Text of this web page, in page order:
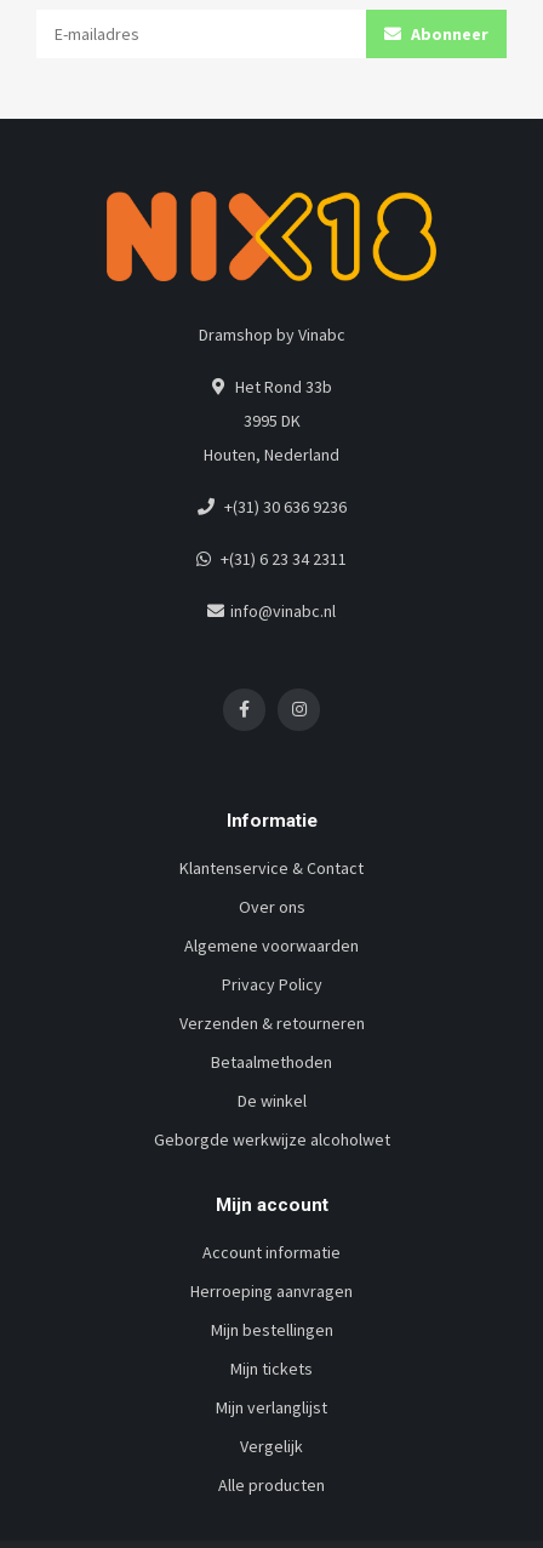
Abonneer
Dramshop by Vinabc
Het Rond 33b
3995 DK
Houten, Nederland
+(31) 30 636 9236
+(31) 6 23 34 2311
info@vinabc.nl
Informatie
Klantenservice & Contact
Over ons
Algemene voorwaarden
Privacy Policy
Verzenden & retourneren
Betaalmethoden
De winkel
Geborgde werkwijze alcoholwet
Mijn account
Account informatie
Herroeping aanvragen
Mijn bestellingen
Mijn tickets
Mijn verlanglijst
Vergelijk
Alle producten